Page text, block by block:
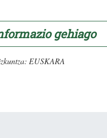
gehiago
EUSKARA